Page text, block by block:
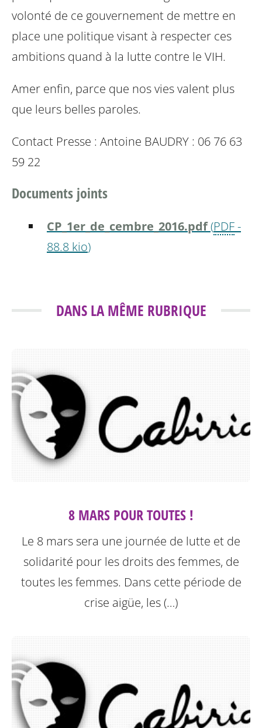
volonté de ce gouvernement de mettre en
place une politique visant à respecter ces
ambitions quand à la lutte contre le VIH.
Amer enfin, parce que nos vies valent plus
que leurs belles paroles.
Contact Presse : Antoine BAUDRY : 06 76 63
59 22
Documents joints
CP_1er_de_cembre_2016.pdf(PDF-
88.8 kio)
DANS LA MÊME RUBRIQUE
8 MARS POUR TOUTES !
Le 8 mars sera une journée de lutte et de
solidarité pour les droits des femmes, de
toutes les femmes. Dans cette période de
crise aigüe, les (…)